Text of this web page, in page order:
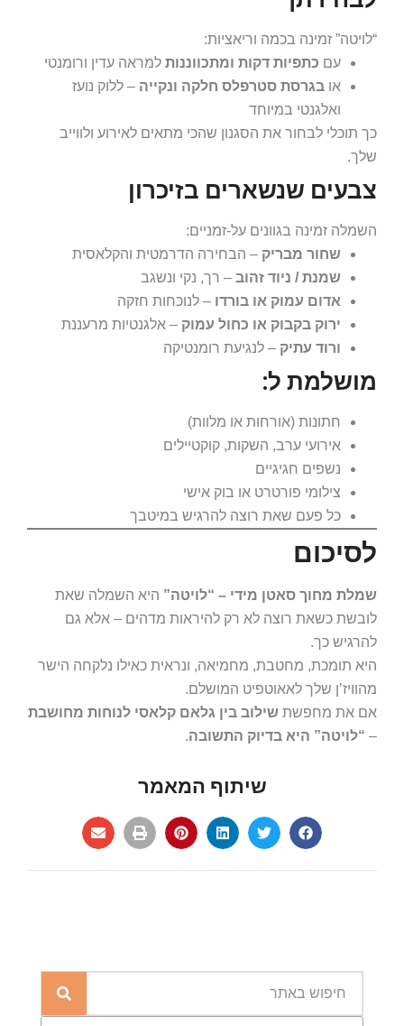
“לויטה” זמינה בכמה וריאציות:
עם כתפיות דקות ומתכווננות למראה עדין ורומנטי
או בגרסת סטרפלס חלקה ונקייה – ללוק נועז
ואלגנטי במיוחד
כך תוכלי לבחור את הסגנון שהכי מתאים לאירוע ולווייב
שלך.
צבעים שנשארים בזיכרון
השמלה זמינה בגוונים על-זמניים:
שחור מבריק – הבחירה הדרמטית והקלאסית
שמנת / ניוד זהוב – רך, נקי ונשגב
אדום עמוק או בורדו – לנוכחות חזקה
ירוק בקבוק או כחול עמוק – אלגנטיות מרעננת
ורוד עתיק – לנגיעת רומנטיקה
מושלמת ל:
חתונות (אורחות או מלוות)
אירועי ערב, השקות, קוקטיילים
נשפים חגיגיים
צילומי פורטרט או בוק אישי
כל פעם שאת רוצה להרגיש במיטבך
לסיכום
שמלת מחוך סאטן מידי – “לויטה” היא השמלה שאת
לובשת כשאת רוצה לא רק להיראות מדהים – אלא גם
להרגיש כך.
היא תומכת, מחטבת, מחמיאה, ונראית כאילו נלקחה הישר
מהוויז’ן שלך לאאוטפיט המושלם.
אם את מחפשת שילוב בין גלאם קלאסי לנוחות מחושבת
– “לויטה” היא בדיוק התשובה.
שיתוף המאמר